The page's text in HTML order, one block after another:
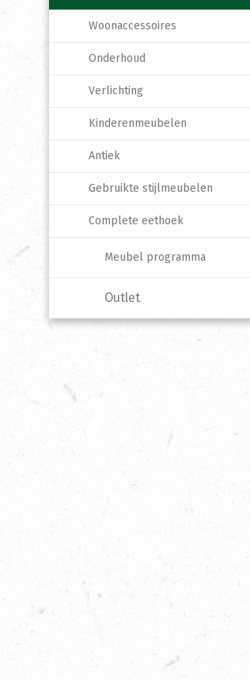
Woonaccessoires
Onderhoud
Verlichting
Kinderenmeubelen
Antiek
Gebruikte stijlmeubelen
Complete eethoek
Meubel programma
Outlet